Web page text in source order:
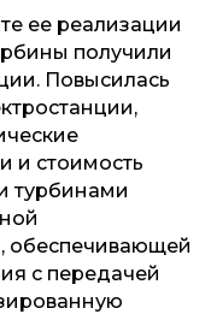
ее реализации
получили
Повысилась
и стоимость
турбинами
обеспечивающей
с передачей